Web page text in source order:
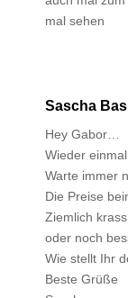
mal sehen
Sascha
Hey Gabor…
Wieder
Warte immer
Die Preise
Ziemlich
oder noch
Wie stellt Ihr
Beste Grüße